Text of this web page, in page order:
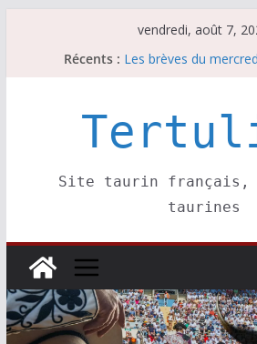
vendredi, août 7,
Récents : Les brèves du
Escalafón 2026 –
Les brèves du jeudi 6
Site taurin français,
taurines